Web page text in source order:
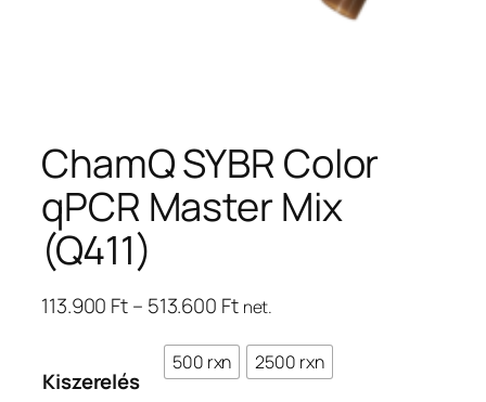
ChamQ SYBR Color
qPCR Master Mix
(Q411)
113.900 Ft– 513.600 FtÁrtartomány:
513.600 Ft
net.
Kiszerelés
500 rxn 2500 rxn